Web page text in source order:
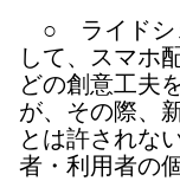
○ ライドシ
して、スマホ
どの創意工夫
が、その際、
とは許されな
者・利用者の